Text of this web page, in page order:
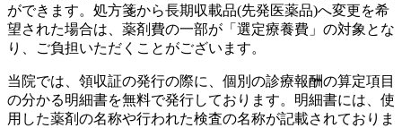
ができます。処方箋から長期収載品(先発医薬品)へ変更を希
望された場合は、薬剤費の一部が「選定療養費」の対象とな
り、ご負担いただくことがございます。
当院では、領収証の発行の際に、個別の診療報酬の算定項目
の分かる明細書を無料で発行しております。明細書には、使
用した薬剤の名称や行われた検査の名称が記載されておりま